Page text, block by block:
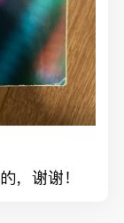
，谢谢！